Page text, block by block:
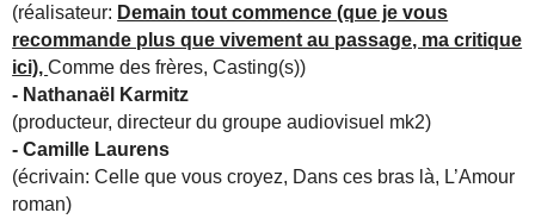
(réalisateur: Demain tout commence (que je vous
recommande plus que vivement au passage, ma critique
ici),Comme des frères, Casting(s))
- Nathanaël Karmitz
(producteur, directeur du groupe audiovisuel mk2)
- Camille Laurens
(écrivain: Celle que vous croyez, Dans ces bras là, L’Amour
roman)